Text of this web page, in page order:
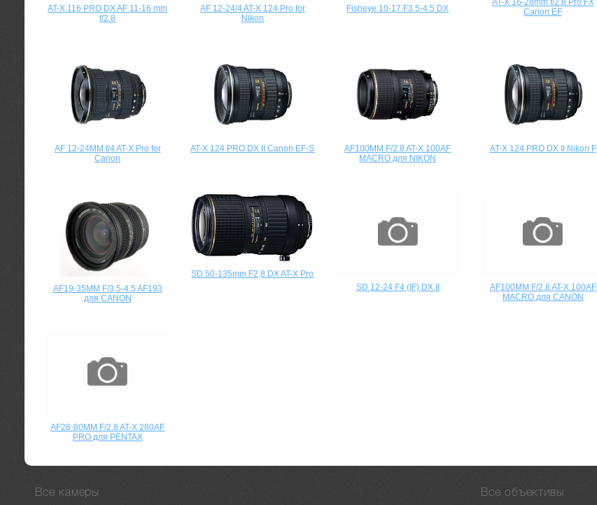
AT-X 116 PRO DX AF 11-16 mm
f/2.8
AF 12-24/4 AT-X 124 Pro for
Nikon
Fisheye 10-17 F3.5-4.5 DX
Canon EF
AF 12-24MM f/4 AT-X Pro for
Canon
AT-X 124 PRO DX II Canon EF-S
AF100MM F/2.8 AT-X 100AF
MACRO для NIKON
AT-X 124 PRO DX II Nikon F
AF19-35MM F/3.5-4.5 AF193
для CANON
SD 50-135mm F2,8 DX AT-X Pro
SD 12-24 F4 (IF) DX II
AF100MM F/2.8 AT-X 100AF
MACRO для CANON
AF28-80MM F/2.8 AT-X 280AF
PRO для PENTAX
Все камеры Все объективы